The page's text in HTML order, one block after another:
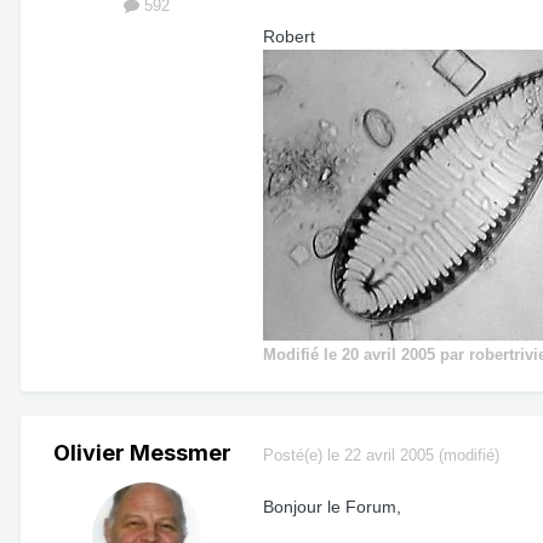
592
Robert
Modifié le 20 avril 2005 par
Olivier Messmer Posté(e) le 22 avril 2005 (modifié)
Bonjour le Forum,